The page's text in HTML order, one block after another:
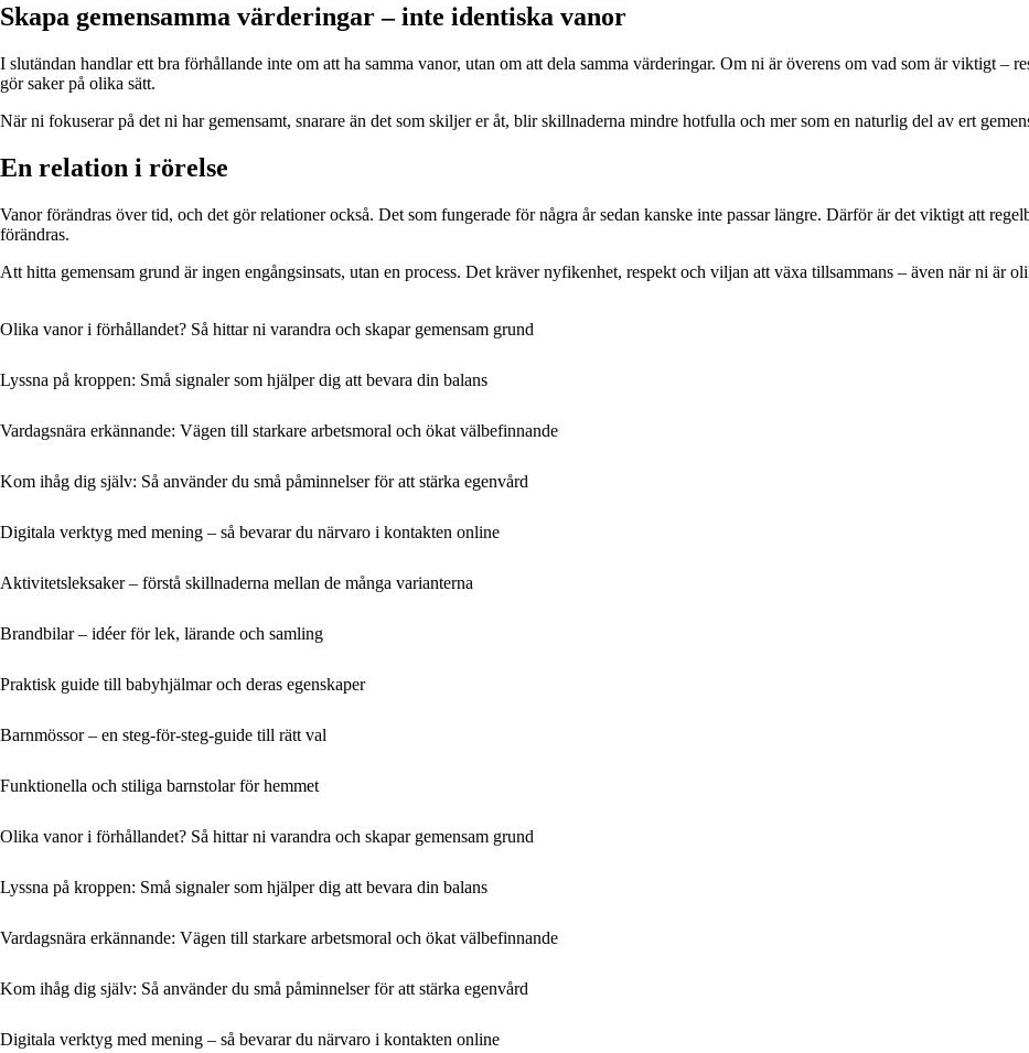
Skapa gemensamma värderingar – inte identiska vanor
I slutändan handlar ett bra förhållande inte om att ha samma vanor, utan om att dela samma värderingar. Om ni är överens om vad som är viktigt –
gör saker på olika sätt.
När ni fokuserar på det ni har gemensamt, snarare än det som skiljer er åt, blir skillnaderna mindre hotfulla och mer som en naturlig del av ert
En relation i rörelse
Vanor förändras över tid, och det gör relationer också. Det som fungerade för några år sedan kanske inte passar längre. Därför är det viktigt att
förändras.
Att hitta gemensam grund är ingen engångsinsats, utan en process. Det kräver nyfikenhet, respekt och viljan att växa tillsammans – även när ni är
Olika vanor i förhållandet? Så hittar ni varandra och skapar gemensam grund
Lyssna på kroppen: Små signaler som hjälper dig att bevara din balans
Vardagsnära erkännande: Vägen till starkare arbetsmoral och ökat välbefinnande
Kom ihåg dig själv: Så använder du små påminnelser för att stärka egenvård
Digitala verktyg med mening – så bevarar du närvaro i kontakten online
Aktivitetsleksaker – förstå skillnaderna mellan de många varianterna
Brandbilar – idéer för lek, lärande och samling
Praktisk guide till babyhjälmar och deras egenskaper
Barnmössor – en steg-för-steg-guide till rätt val
Funktionella och stiliga barnstolar för hemmet
Olika vanor i förhållandet? Så hittar ni varandra och skapar gemensam grund
Lyssna på kroppen: Små signaler som hjälper dig att bevara din balans
Vardagsnära erkännande: Vägen till starkare arbetsmoral och ökat välbefinnande
Kom ihåg dig själv: Så använder du små påminnelser för att stärka egenvård
Digitala verktyg med mening – så bevarar du närvaro i kontakten online